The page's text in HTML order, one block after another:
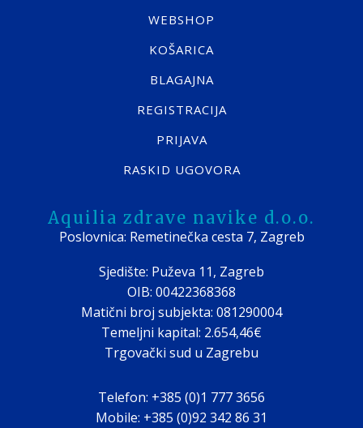
WEBSHOP
KOŠARICA
BLAGAJNA
REGISTRACIJA
PRIJAVA
RASKID UGOVORA
Aquilia zdrave navike d.o.o.
Poslovnica: Remetinečka cesta 7, Zagreb
Sjedište: Puževa 11, Zagreb
OIB: 00422368368
Matični broj subjekta: 081290004
Temeljni kapital: 2.654,46€
Trgovački sud u Zagrebu
Telefon: +385 (0)1 777 3656
Mobile: +385 (0)92 342 86 31